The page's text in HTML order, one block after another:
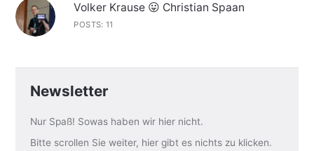
Volker Krause 😛 Christian Spaan
POSTS: 11
Newsletter
Nur Spaß! Sowas haben wir hier nicht.
Bitte scrollen Sie weiter, hier gibt es nichts zu klicken.